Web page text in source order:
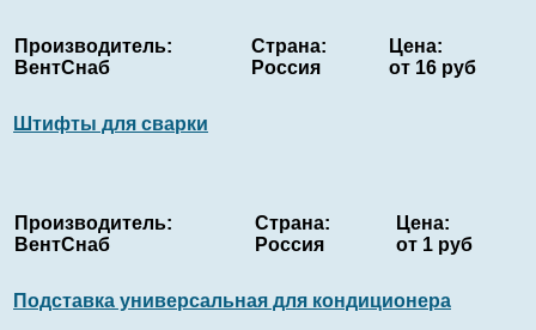
Производитель:
ВентСнаб
Страна:
Россия
Цена:
от 16 руб
Штифты для сварки
Производитель:
ВентСнаб
Страна:
Россия
Цена:
от 1 руб
Подставка универсальная для кондиционера